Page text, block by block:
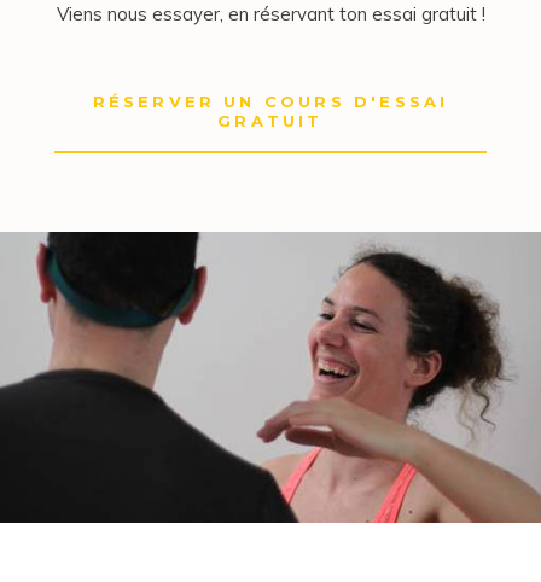
Viens nous essayer, en réservant ton essai gratuit !
RÉSERVER UN COURS D'ESSAI
GRATUIT